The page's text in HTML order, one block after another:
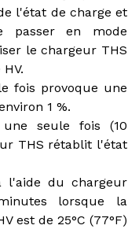
l'état de charge et
passer en mode
le chargeur THS
fois provoque une
1 %.
seule fois (10
THS rétablit l'état
l'aide du chargeur
lorsque la
est de 25°C (77°F)